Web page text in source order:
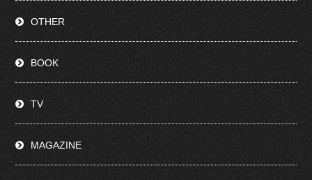
OTHER
BOOK
TV
MAGAZINE